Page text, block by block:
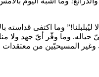
وما اكتفى قداسته
وما وفّر أيّ جهد ولا
وغير المسيحيّين من